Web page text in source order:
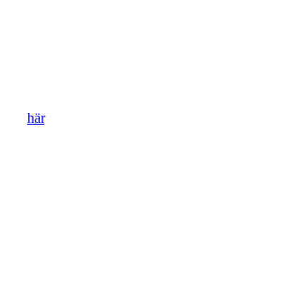
här.